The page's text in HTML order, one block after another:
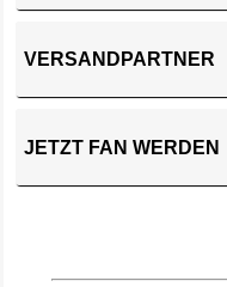
VERSANDPARTNER
JETZT FAN WERDEN